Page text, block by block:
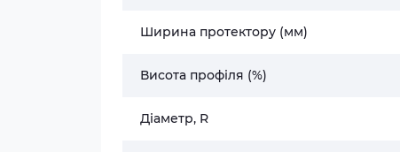
Ширина протектору (мм)
Висота профіля (%)
Діаметр, R